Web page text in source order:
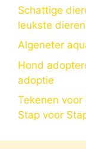
Schattige
leukste
Algeneter
Hond
adoptie
Tekenen voor
Stap voor